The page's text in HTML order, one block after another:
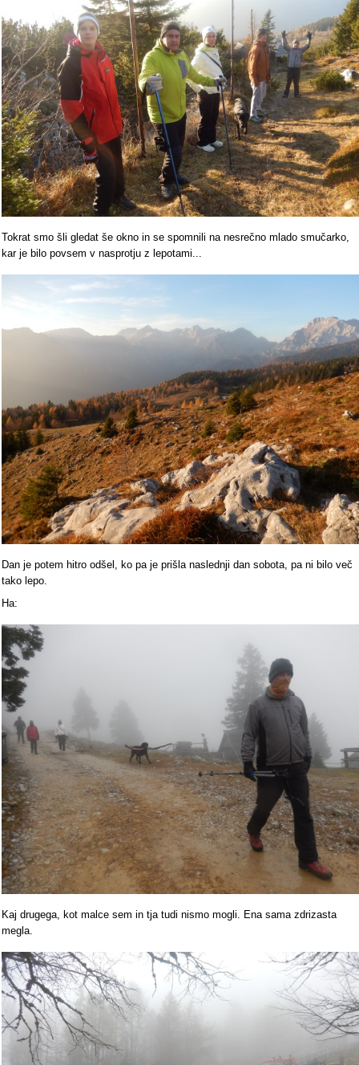
Tokrat smo šli gledat še okno in se spomnili na nesrečno mlado smučarko,
kar je bilo povsem v nasprotju z lepotami...
Dan je potem hitro odšel, ko pa je prišla naslednji dan sobota, pa ni bilo več
tako lepo.
Ha:
Kaj drugega, kot malce sem in tja tudi nismo mogli. Ena sama zdrizasta
megla.